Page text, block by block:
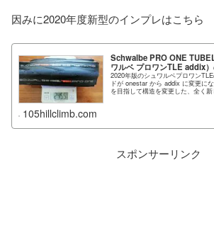
因みに2020年度新型のインプレはこちら
Schwalbe PRO ONE
ワルベ プロワンTLE addix
2020年版のシュワルベプロワン
ドが onestar から addix に変更に
を目指して構造を変更した、全く
す。...
105hillclimb.com
スポンサーリンク